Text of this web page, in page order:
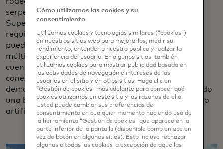
serpenteantes: la interpretación del mundo real de
Super Mario de Mastercard. Esos enfriadores
requieren un flujo constante de agua para que
puedan enfriar el centro de datos, por lo que hay
múltiples contingencias incorporadas, incluidas
cuencas de torres de agua de 50,000 galones, una
conexión de agua para entrega móvil y, si todo lo
demás falla, el equipo practica una vez al año usando
una bomba especializada para extraer agua del lago
artificial cercano de 10 acres.
Cómo utilizamos las cookies y su
consentimiento
Utilizamos cookies y tecnologías similares (“cookies”)
en nuestros sitios web para mejorarlos, medir su
rendimiento, entender a nuestro público y realzar la
experiencia del usuario. En algunos sitios, también
utilizamos cookies para mostrar publicidad basada en
las actividades de navegación e intereses de los
usuarios en el sitio y en otros sitios. Haga clic en
“Gestión de cookies” más adelante para conocer qué
cookies utilizamos en este sitio y las razones de ello.
Usted puede cambiar sus preferencias de
consentimiento en cualquier momento haciendo uso de
la herramienta “Gestión de cookies” que aparece en la
parte inferior de la pantalla (disponible como enlace en
vez de botón en algunos sitios). Esto incluye rechazar
algunas o todas las cookies, a excepción de aquellas